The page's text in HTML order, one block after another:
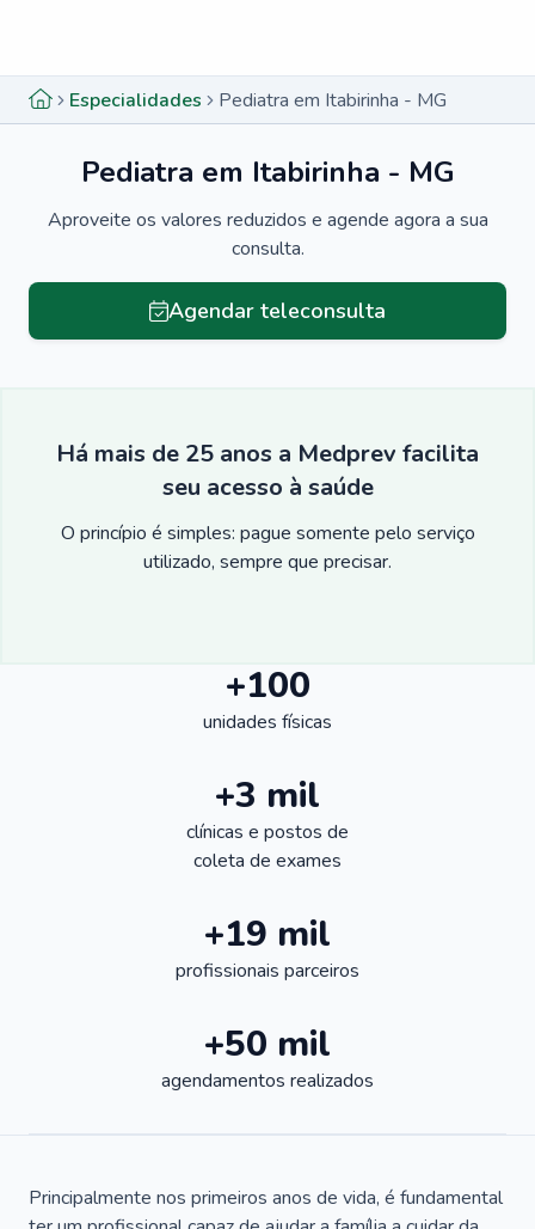
Especialidades Pediatra em Itabirinha - MG
Pediatra em Itabirinha - MG
Aproveite os valores reduzidos e agende agora a sua
consulta.
Agendar teleconsulta
Há mais de 25 anos a Medprev facilita
seu acesso à saúde
O princípio é simples: pague somente pelo serviço
utilizado, sempre que precisar.
+100
unidades físicas
+3 mil
clínicas e postos de
coleta de exames
+19 mil
profissionais parceiros
+50 mil
agendamentos realizados
Principalmente nos primeiros anos de vida, é fundamental